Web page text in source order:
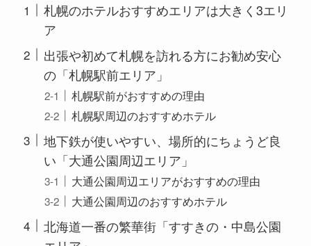
札幌のホテルおすすめエリアは大きく3エリ
ア
出張や初めて札幌を訪れる方にお勧め安心
の「札幌駅前エリア」
札幌駅前がおすすめの理由
札幌駅周辺のおすすめホテル
地下鉄が使いやすい、場所的にちょうど良
い「大通公園周辺エリア」
大通公園周辺エリアがおすすめの理由
大通公園周辺のおすすめホテル
北海道一番の繁華街「すすきの・中島公園